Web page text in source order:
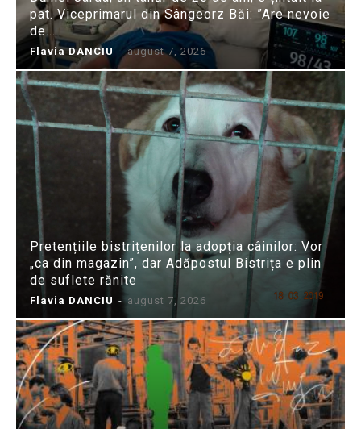
pat. Viceprimarul din Sângeorz Băi: ”Are nevoie
de...
Flavia DANCIU - august 7, 2026
Pretențiile bistrițenilor la adopția câinilor: Vor
„ca din magazin”, dar Adăpostul Bistrița e plin
de suflete rănite
Flavia DANCIU - august 7, 2026